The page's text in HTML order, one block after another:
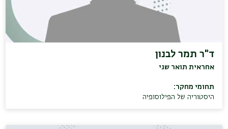
ד"ר תמר לבנון
אחראית תואר שני
תחומי מחקר:
היסטוריה של הפילוסופיה